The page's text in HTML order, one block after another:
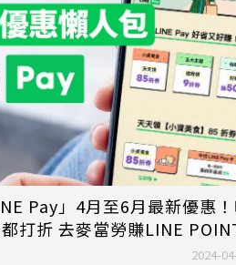
Pay」4月至6月最新優惠
打折 去麥當勞賺LINE
2024-